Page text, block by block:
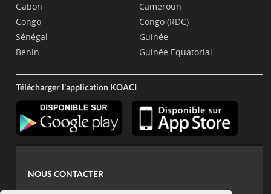
Gabon
Congo
Sénégal
Bénin
Cameroun
Congo (RDC)
Guinée
Guinée Equatorial
Télécharger l'application KOACI
NOUS CONTACTER